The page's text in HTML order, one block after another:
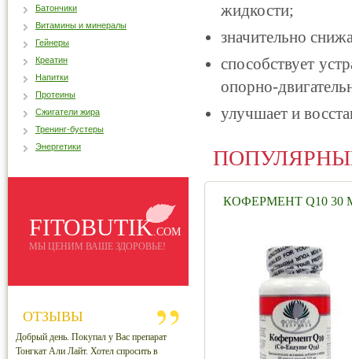
жидкости;
значительно
способствует
опорно-
улучшает и
КОФЕРМЕНТ Q10 30
Батончики
Витамины и минералы
Гейнеры
Креатин
Напитки
Протеины
Сжигатели жира
Тренинг-бустеры
Энергетики
FITOBUTIK.COM
МЫ ЦЕНИМ ВАШЕ ЗДОРОВЬЕ!
ОТЗЫВЫ
Добрый день. Покупал у Вас препарат
Тонгкат Али Лайт. Хотел спросить в